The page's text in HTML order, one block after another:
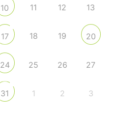
10 11 12 13
17 18 19 20
24 25 26 27
31 1 2 3